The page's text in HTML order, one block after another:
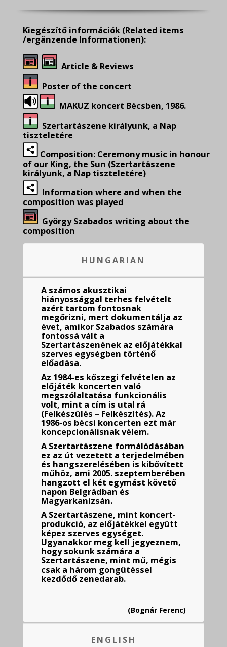
Kiegészítő információk (Related items
/ergänzende Informationen):
Article & Reviews
Poster of the concert
MAKUZ koncert Bécsben, 1986.
Szertartászene királyunk, a Nap
tiszteletére
Composition: Ceremony music in honour
of our King, the Sun (Szertartászene
királyunk, a Nap tiszteletére)
Information where and when the
composition was played
György Szabados writing about the
composition
HUNGARIAN
A számos akusztikai
hiányossággal terhes felvételt
azért tartom fontosnak
megőrizni, mert dokumentálja az
évet, amikor Szabados számára
fontossá vált a
Szertartászenének az előjátékkal
szerves egységben történő
előadása.
Az 1984-es kőszegi felvételen az
előjáték koncerten való
megszólaltatása funkcionális
volt, mint a cím is utal rá
(Felkészülés – Felkészítés). Az
1986-os bécsi koncerten ezt már
koncepcionálisnak vélem.
A Szertartászene formálódásában
ez az út vezetett a terjedelmében
és hangszerelésében is kibővített
műhöz, ami 2005. szeptemberében
hangzott el két egymást követő
napon Belgrádban és
Magyarkanizsán.
A Szertartászene, mint koncert-
produkció, az előjátékkel együtt
képez szerves egységet.
Ugyanakkor meg kell jegyeznem,
hogy sokunk számára a
Szertartászene, mint mű, mégis
csak a három gongütéssel
kezdődő zenedarab.
(Bognár Ferenc)
ENGLISH